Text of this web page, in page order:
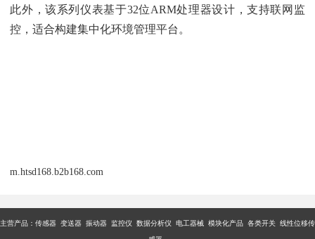
此外，该系列仪表基于32位ARM处理器设计，支持联网监
控，适合构建集中化环境管理平台。
m.htsd168.b2b168.com
主营产品：传感器 变送器 振动器 监控仪 数据分析仪 电工器械 模块化产品 各类开关 线性位移传